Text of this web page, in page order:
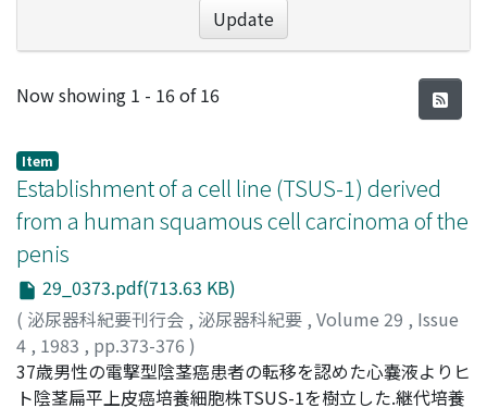
Update
Recent Submissions
Now showing 1 - 16 of 16
Item
Establishment of a cell line (TSUS-1) derived
from a human squamous cell carcinoma of the
penis
29_0373.pdf(713.63 KB)
( 泌尿器科紀要刊行会 , 泌尿器科紀要 , Volume 29 , Issue
4 , 1983 , pp.373-376 )
Ishikawa, Satoru;Kanoh, Shohri;Nemoto, Shinichi; 石
川, 悟;加納, 勝利;根本, 真一
37歳男性の電撃型陰茎癌患者の転移を認めた心嚢液よりヒ
ト陰茎扁平上皮癌培養細胞株TSUS-1を樹立した.継代培養